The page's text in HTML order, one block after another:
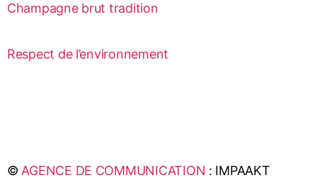
Champagne brut tradition
Respect de l’environnement
©AGENCE DE COMMUNICATION : IMPAAKT